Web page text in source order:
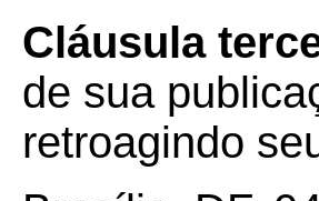
Cláusula
de sua
retroagindo